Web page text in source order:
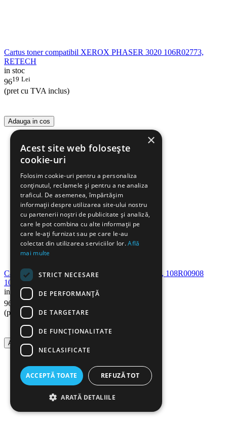
Cartus toner compatibil XEROX PHASER 3020 106R02773,
RETECH
in stoc
9619 Lei
(pret cu TVA inclus)
Adauga in cos
Cartus toner compatibil XEROX PHASER 3140, 108R00908
108R00909, RETECH
in stoc
96
Lei
(pret cu TVA inclus)
Adauga in cos
×
Acest site web folosește
cookie-uri
Folosim cookie-uri pentru a personaliza
conținutul, reclamele și pentru a ne analiza
traficul. De asemenea, împărtășim
informații despre utilizarea site-ului nostru
cu partenerii noștri de publicitate și analiză,
care le pot combina cu alte informații pe
care le-ați furnizat sau pe care le-au
colectat din utilizarea serviciilor lor.Află
mai multe
STRICT NECESARE
DE PERFORMANȚĂ
DE TARGETARE
DE FUNCŢIONALITATE
NECLASIFICATE
ACCEPTĂ TOATE REFUZĂ TOT
ARATĂ DETALIILE